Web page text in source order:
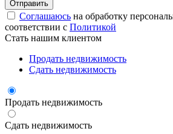
Соглашаюсь на обработку
соответствии с Политикой
Стать нашим клиентом
Продать недвижимость
Сдать недвижимость
Продать недвижимость
Сдать недвижимость